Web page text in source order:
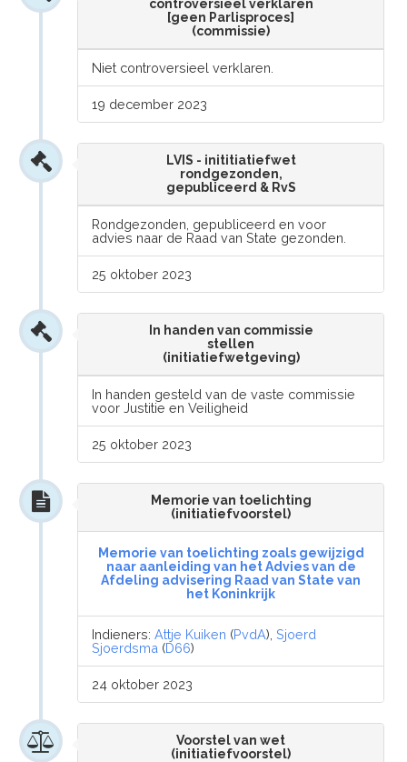
controversieel verklaren
[geen Parlisproces]
(commissie)
Niet controversieel verklaren.
19 december 2023
LVIS - inititiatiefwet
rondgezonden,
gepubliceerd & RvS
Rondgezonden, gepubliceerd en voor
advies naar de Raad van State gezonden.
25 oktober 2023
In handen van commissie
stellen
(initiatiefwetgeving)
In handen gesteld van de vaste commissie
voor Justitie en Veiligheid
25 oktober 2023
Memorie van toelichting
(initiatiefvoorstel)
Memorie van toelichting zoals gewijzigd
naar aanleiding van het Advies van de
Afdeling advisering Raad van State van
het Koninkrijk
Indieners:Attje Kuiken (PvdA),Sjoerd
Sjoerdsma (D66)
24 oktober 2023
Voorstel van wet
(initiatiefvoorstel)